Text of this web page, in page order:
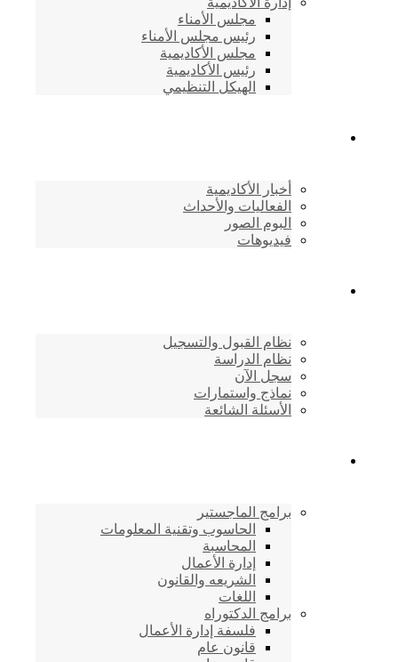
مجلس الأمناء
رئيس مجلس الأمناء
مجلس الأكاديمية
رئيس الأكاديمية
الهيكل التنظيمي
أخبار الأكاديمية
الفعاليات والأحداث
البوم الصور
فيديوهات
نظام القبول والتسجيل
نظام الدراسة
سجل الآن
نماذج واستمارات
الأسئلة الشائعة
برامج الماجستير
الحاسوب وتقنية المعلومات
المحاسبة
إدارة الأعمال
الشريعه والقانون
اللغات
برامج الدكتوراه
فلسفة إدارة الأعمال
قانون عام